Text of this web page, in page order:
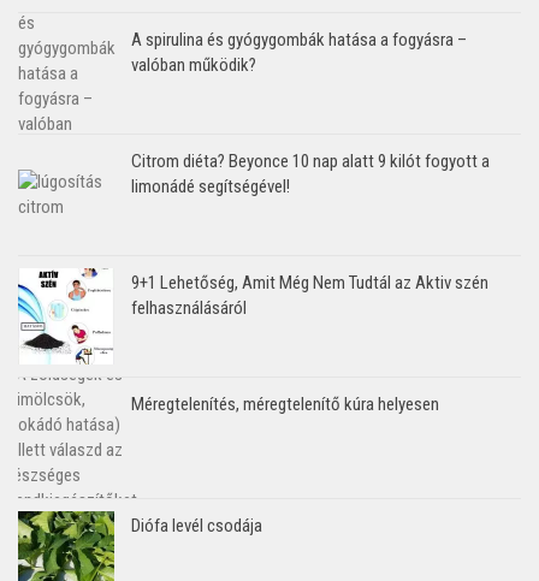
A spirulina és gyógygombák hatása a fogyásra –
valóban működik?
Citrom diéta? Beyonce 10 nap alatt 9 kilót fogyott a
limonádé segítségével!
9+1 Lehetőség, Amit Még Nem Tudtál az Aktiv szén
felhasználásáról
Méregtelenítés, méregtelenítő kúra helyesen
Diófa levél csodája